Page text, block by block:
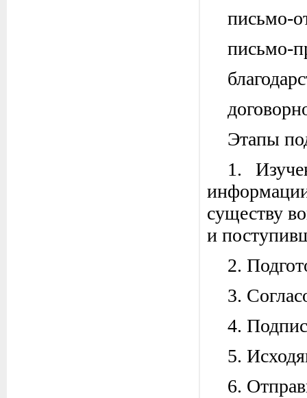
письмо-
письмо-
Этапы
1.
существу
и
2.
3.
4.
5.
6.